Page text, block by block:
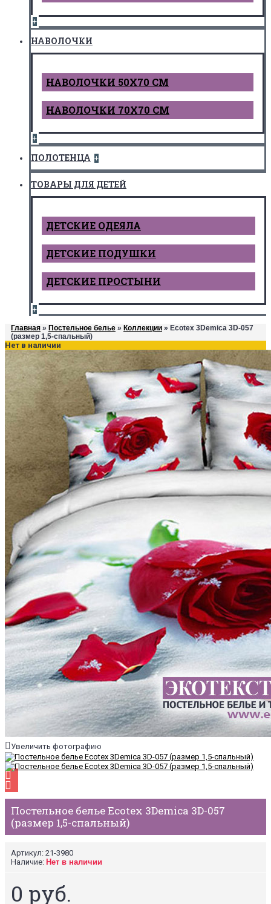
+
НАВОЛОЧКИ
НАВОЛОЧКИ 50Х70 СМ
НАВОЛОЧКИ 70Х70 СМ
+
ПОЛОТЕНЦА +
ТОВАРЫ ДЛЯ ДЕТЕЙ
ДЕТCКИЕ ОДЕЯЛА
ДЕТСКИЕ ПОДУШКИ
ДЕТСКИЕ ПРОСТЫНИ
+
Главная » Постельное белье » Коллекции » Ecotex 3Demica 3D-057
(размер 1,5-спальный)
Нет в наличии
Увеличить фотографию
Постельное белье Ecotex 3Demica 3D-057
(размер 1,5-спальный)
Артикул: 21-3980
Наличие: Нет в наличии
0 руб.